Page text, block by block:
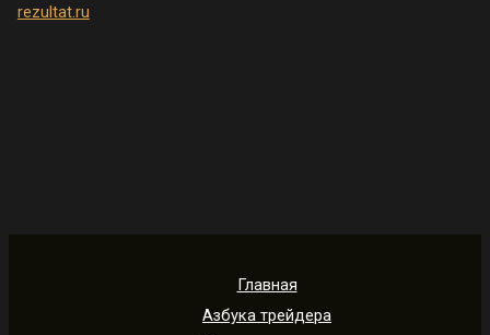
rezultat.ru.
Главная
Азбука трейдера